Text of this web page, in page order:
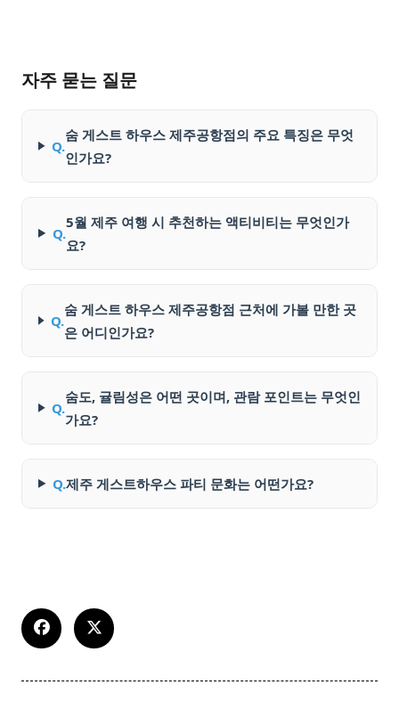
자주 묻는 질문
Q.
숨 게스트 하우스 제주공항점의 주요 특징은 무엇
인가요?
Q.
5월 제주 여행 시 추천하는 액티비티는 무엇인가
요?
Q.
숨 게스트 하우스 제주공항점 근처에 가볼 만한 곳
은 어디인가요?
Q.
숨도, 귤림성은 어떤 곳이며, 관람 포인트는 무엇인
가요?
Q.제주 게스트하우스 파티 문화는 어떤가요?